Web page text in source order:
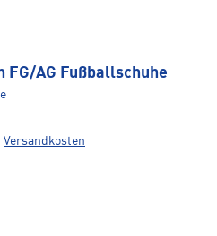
FG/AG Fußballschuhe
Versandkosten